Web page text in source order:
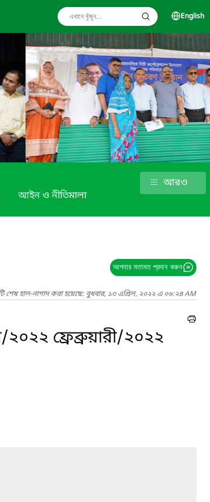
English
আইন ও নীতিমালা
আরও
আপনার মতামত প্রদান করুন
শেষ হাল-নাগাদ করা হয়েছে: বুধবার, ১৩ এপ্রিল, ২০২২ এ ০৬:২৪ AM
২০২২ ফ্রেব্রুয়ারী/২০২২